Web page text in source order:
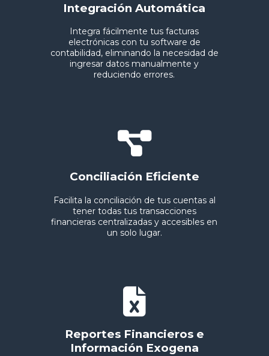
Integración Automática
Integra fácilmente tus facturas
electrónicas con tu software de
contabilidad, eliminando la necesidad de
ingresar datos manualmente y
reduciendo errores.
Conciliación Eficiente
Facilita la conciliación de tus cuentas al
tener todas tus transacciones
financieras centralizadas y accesibles en
un solo lugar.
Reportes Financieros e
Información Exogena